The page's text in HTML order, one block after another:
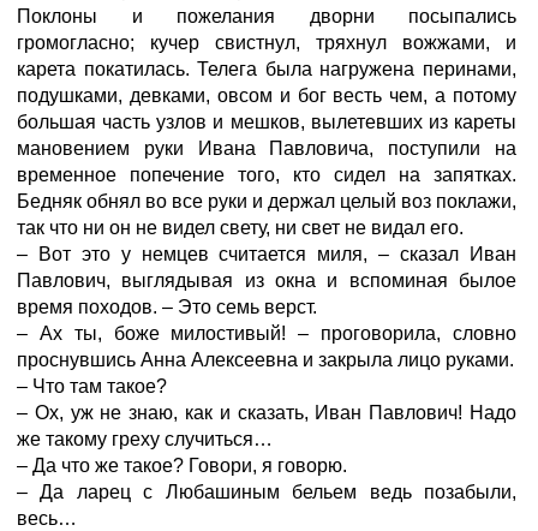
Поклоны и пожелания дворни посыпались
громогласно; кучер свистнул, тряхнул вожжами, и
карета покатилась. Телега была нагружена перинами,
подушками, девками, овсом и бог весть чем, а потому
большая часть узлов и мешков, вылетевших из кареты
мановением руки Ивана Павловича, поступили на
временное попечение того, кто сидел на запятках.
Бедняк обнял во все руки и держал целый воз поклажи,
так что ни он не видел свету, ни свет не видал его.
– Вот это у немцев считается миля, – сказал Иван
Павлович, выглядывая из окна и вспоминая былое
время походов. – Это семь верст.
– Ах ты, боже милостивый! – проговорила, словно
проснувшись Анна Алексеевна и закрыла лицо руками.
– Что там такое?
– Ох, уж не знаю, как и сказать, Иван Павлович! Надо
же такому греху случиться…
– Да что же такое? Говори, я говорю.
– Да ларец с Любашиным бельем ведь позабыли,
весь…